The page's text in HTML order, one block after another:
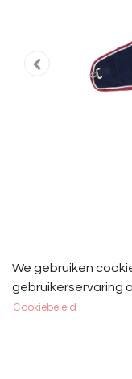
LeMieux Toy
(Dekentje)
We gebruiken
gebruikerservaring
Cookiebeleid